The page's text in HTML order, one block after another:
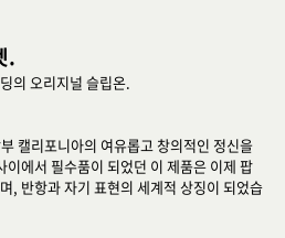
.
의 오리지널 슬립온.
캘리포니아의 여유롭고 창의적인 정신을
에서 필수품이 되었던 이 제품은 이제 팝
, 반항과 자기 표현의 세계적 상징이 되었습